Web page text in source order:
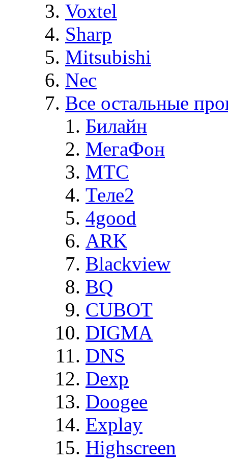
Voxtel
Sharp
Mitsubishi
Nec
Все остальные
Билайн
МегаФон
MTC
Теле2
4good
ARK
Blackview
BQ
CUBOT
DIGMA
DNS
Dexp
Doogee
Explay
Highscreen